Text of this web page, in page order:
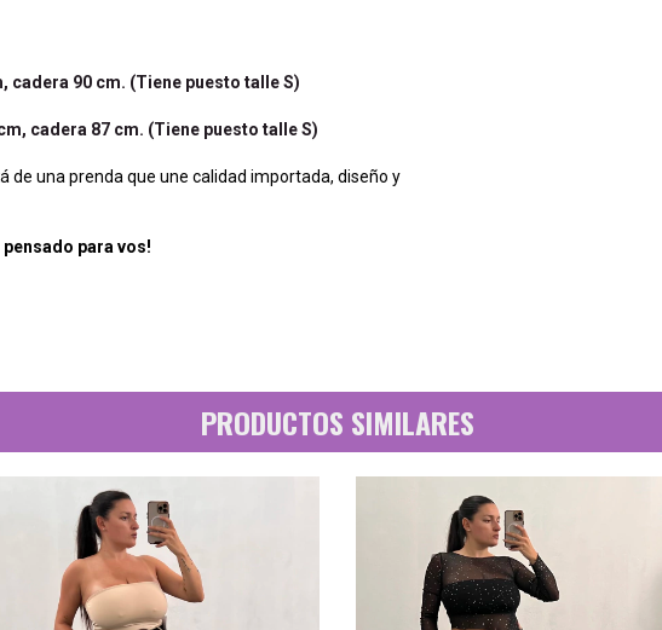
cadera 90 cm. (Tiene puesto talle S)
cadera 87 cm. (Tiene puesto talle S)
de una prenda que une calidad importada, diseño y
para vos!
PRODUCTOS SIMILARES